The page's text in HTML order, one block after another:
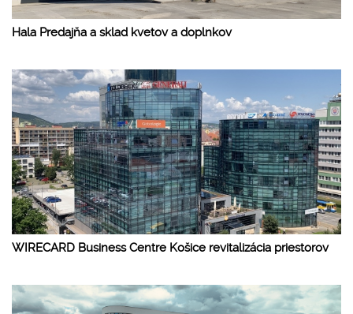
Hala Predajňa a sklad kvetov a doplnkov
WIRECARD Business Centre Košice revitalizácia priestorov